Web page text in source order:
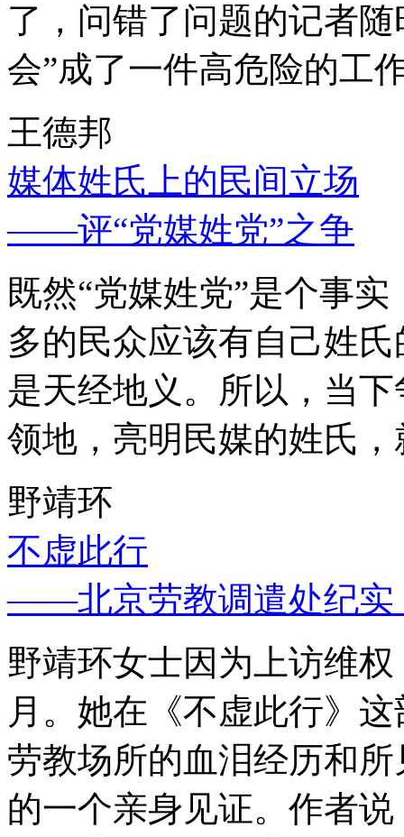
了，问错了问题的记者
会”成了一件高危险的工
王德邦
媒体姓氏上的民间立场
——评“党媒姓党”之争
既然“党媒姓党”是个事
多的民众应该有自己姓
是天经地义。所以，当
领地，亮明民媒的姓氏
野靖环
不虚此行
——北京劳教调遣处纪实
野靖环女士因为上访维
月。她在《不虚此行》
劳教场所的血泪经历和
的一个亲身见证。作者